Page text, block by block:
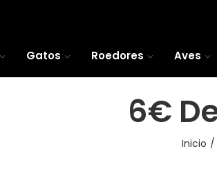
Gatos Roedores Aves
6€
Inicio